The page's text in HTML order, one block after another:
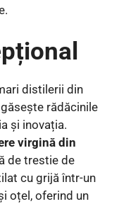
distilerii din
rădăcinile
și inovația.
virgină din
de trestie de
cu grijă într-un
oțel, oferind un